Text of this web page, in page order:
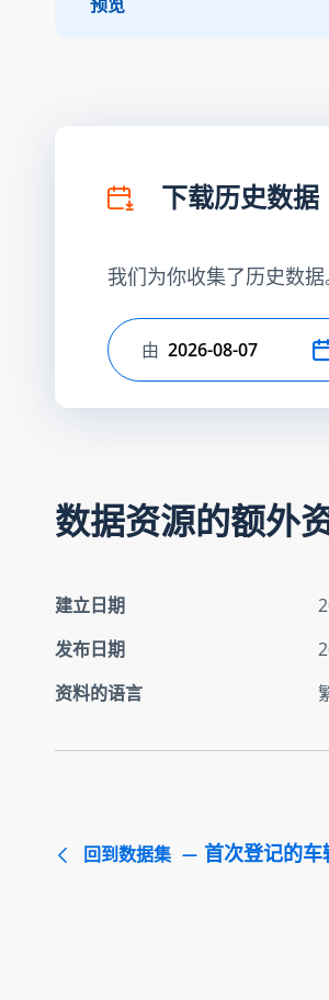
下载历史数据
我们为你收集了历史数
选择开始日期
由
数据资源的额外
建立日期
发布日期
资料的语言
回到数据集 首次登记的车